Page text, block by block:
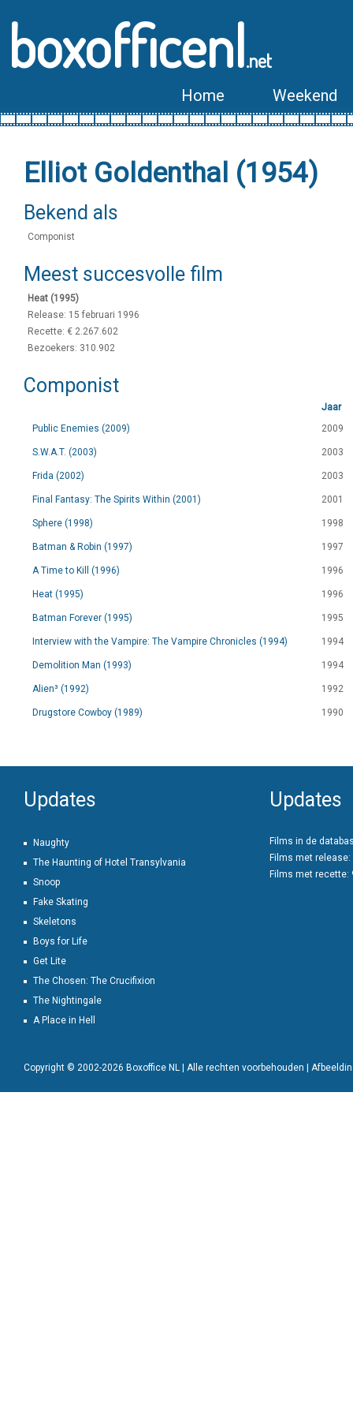
boxofficenl.net
Home Weekend
Elliot Goldenthal (1954)
Bekend als
Componist
Meest succesvolle film
Heat (1995)
Release: 15 februari 1996
Recette: € 2.267.602
Bezoekers: 310.902
Componist
Jaar
Public Enemies (2009)
2009
S.W.A.T. (2003) 2003
Frida (2002) 2003
Final Fantasy: The Spirits Within (2001) 2001
Sphere (1998) 1998
Batman & Robin (1997) 1997
A Time to Kill (1996) 1996
Heat (1995) 1996
Batman Forever (1995) 1995
Interview with the Vampire: The Vampire Chronicles (1994) 1994
Demolition Man (1993) 1994
Alien³ (1992) 1992
Drugstore Cowboy (1989) 1990
Updates
Naughty
The Haunting of Hotel Transylvania
Snoop
Fake Skating
Skeletons
Boys for Life
Get Lite
The Chosen: The Crucifixion
The Nightingale
A Place in Hell
Updates
Films in de
Films met release:
Films met recette:
Copyright © 2002-2026 Boxoffice NL | Alle rechten voorbehouden |